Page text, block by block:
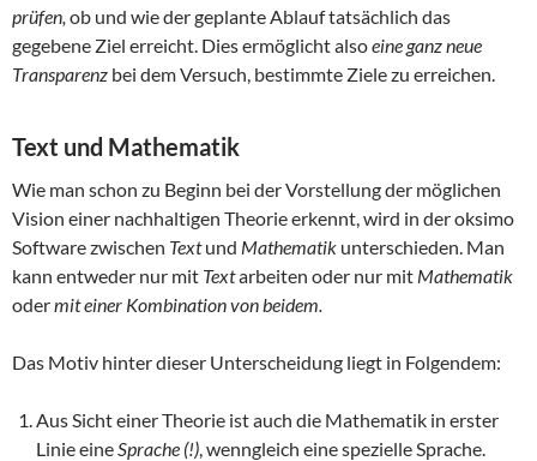
prüfen, ob und wie der geplante Ablauf tatsächlich das
gegebene Ziel erreicht. Dies ermöglicht alsoeine ganz neue
Transparenz bei dem Versuch, bestimmte Ziele zu erreichen.
Text und Mathematik
Wie man schon zu Beginn bei der Vorstellung der möglichen
Vision einer nachhaltigen Theorie erkennt, wird in der oksimo
Software zwischen Textund Mathematik unterschieden. Man
kann entweder nur mit Textarbeiten oder nur mit Mathematik
odermit einer Kombination von beidem.
Das Motiv hinter dieser Unterscheidung liegt in Folgendem:
Aus Sicht einer Theorie ist auch die Mathematik in erster
Linie eine Sprache (!) , wenngleich eine spezielle Sprache.